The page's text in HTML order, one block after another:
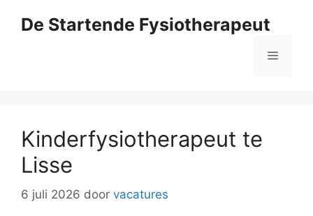
De Startende Fysiotherapeut
Menu
Kinderfysiotherapeut te
Lisse
6 juli 2026 door vacatures